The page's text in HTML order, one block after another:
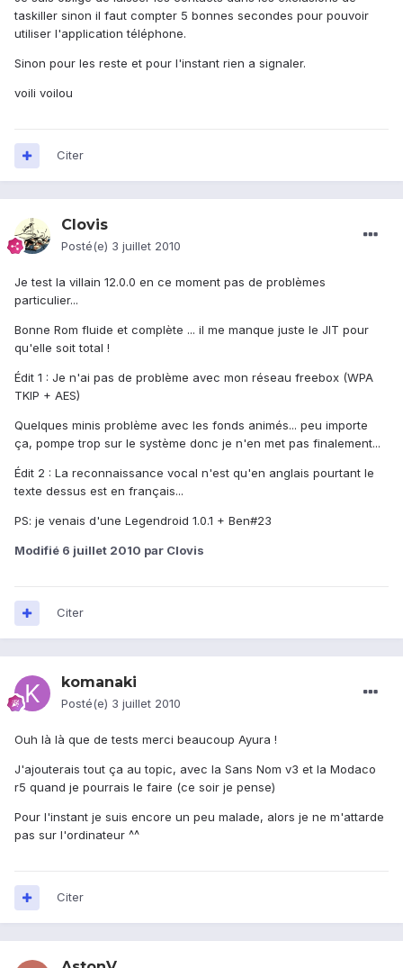
taskiller sinon il faut compter 5 bonnes secondes pour pouvoir
utiliser l'application téléphone.
Sinon pour les reste et pour l'instant rien a signaler.
voili voilou
Citer
Clovis
Posté(e) 3 juillet 2010
Je test la villain 12.0.0 en ce moment pas de problèmes
particulier...
Bonne Rom fluide et complète ... il me manque juste le JIT pour
qu'elle soit total !
Édit 1 : Je n'ai pas de problème avec mon réseau freebox (WPA
TKIP + AES)
Quelques minis problème avec les fonds animés... peu importe
ça, pompe trop sur le système donc je n'en met pas finalement...
Édit 2 : La reconnaissance vocal n'est qu'en anglais pourtant le
texte dessus est en français...
PS: je venais d'une Legendroid 1.0.1 + Ben#23
Modifié 6 juillet 2010 par Clovis
Citer
komanaki
Posté(e) 3 juillet 2010
Ouh là là que de tests merci beaucoup Ayura !
J'ajouterais tout ça au topic, avec la Sans Nom v3 et la Modaco
r5 quand je pourrais le faire (ce soir je pense)
Pour l'instant je suis encore un peu malade, alors je ne m'attarde
pas sur l'ordinateur ^^
Citer